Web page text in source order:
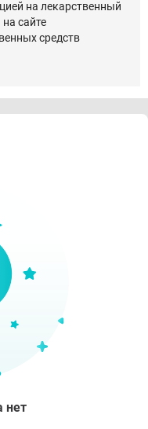
на лекарственный
сайте
средств
нет